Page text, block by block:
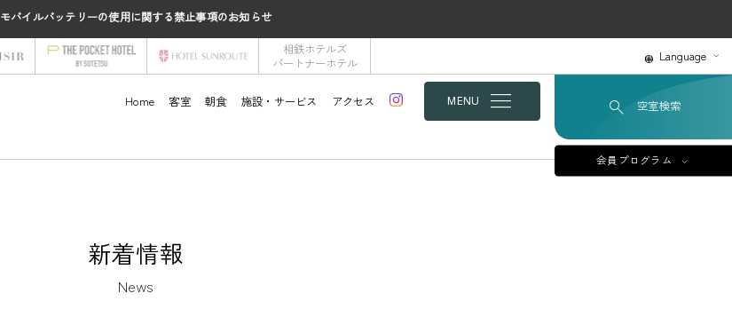
モバイルバッテリーの使用に関する禁止事項のお知らせ
相鉄ホテルズ
パートナーホテル
Language
Home 客室 朝食 施設・サービス アクセス MENU 空室検索
会員プログラム
新着情報
News